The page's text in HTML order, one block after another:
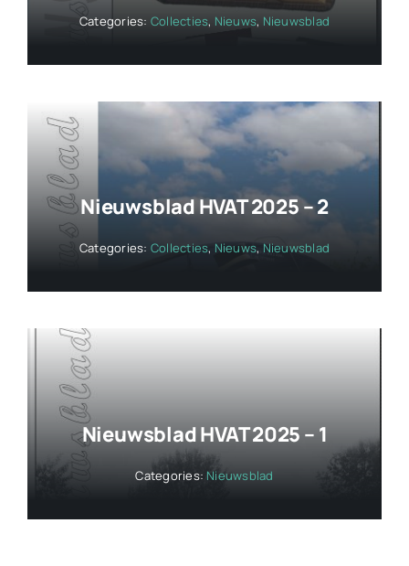
Categories: Collecties, Nieuws, Nieuwsblad
Nieuwsblad HVAT 2025 – 2
Categories: Collecties, Nieuws, Nieuwsblad
Nieuwsblad HVAT 2025 – 1
Categories:Nieuwsblad